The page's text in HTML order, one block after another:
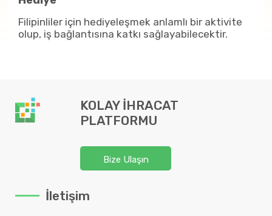
Filipinliler için hediyeleşmek anlamlı bir aktivite
olup, iş bağlantısına katkı sağlayabilecektir.
KOLAY İHRACAT
PLATFORMU
Bize Ulaşın
İletişim